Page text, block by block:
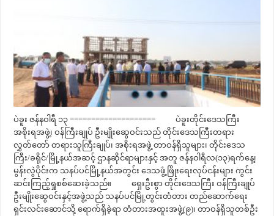
ပဲခူး ဇန်နဝါရီ ၁၃ ==================== ပဲခူးတိုင်းဒေသကြီး
အစိုးရအဖွဲ့၊ ဝန်ကြီးချုပ် ဦးမျိုးဆွေဝင်းသည် တိုင်းဒေသကြီးတရား
လွှတ်တော် တရားသူကြီးချုပ်၊ အစိုးရအဖွဲ့ တာဝန်ရှိသူများ၊ တိုင်းဒေသ
ကြီး/ခရိုင်/မြို့နယ်အဆင့် ဌာနဆိုင်ရာများနှင့် အတူ ဇန်နဝါရီလ(၁၃)ရက်နေ့၊
မွန်းလွဲပိုင်းက သနပ်ပင်မြို့နယ်အတွင်း ဒေသဖွံ့ဖြိုးရေးလုပ်ငန်းများ ကွင်း
ဆင်းကြည့်ရှုစစ်ဆေးခဲ့သည်။ ရှေးဦးစွာ တိုင်းဒေသကြီး ဝန်ကြီးချုပ်
ဦးမျိုးဆွေဝင်းနှင့်အဖွဲ့သည် သနပ်ပင်မြို့တွင်းတံတား တည်ဆောက်ရေး
ရှင်းလင်းဆောင်သို့ ရောက်ရှိခဲ့ရာ တံတားအထူးအဖွဲ့(၉)၊ တာဝန်ရှိသူတစ်ဦး